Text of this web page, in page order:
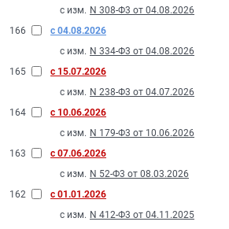
с изм. N 308-Ф3 от 04.08.2026
166
с 04.08.2026
с изм. N 334-Ф3 от 04.08.2026
165
с 15.07.2026
с изм. N 238-Ф3 от 04.07.2026
164
с 10.06.2026
с изм. N 179-Ф3 от 10.06.2026
163
с 07.06.2026
с изм. N 52-Ф3 от 08.03.2026
162
с 01.01.2026
с изм. N 412-Ф3 от 04.11.2025